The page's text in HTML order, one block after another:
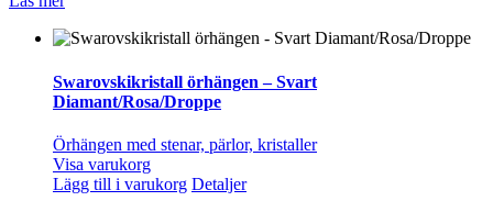
Swarovskikristall örhängen – Svart
Diamant/Rosa/Droppe
Örhängen med stenar, pärlor, kristaller
Visa varukorg
Lägg till i varukorg Detaljer